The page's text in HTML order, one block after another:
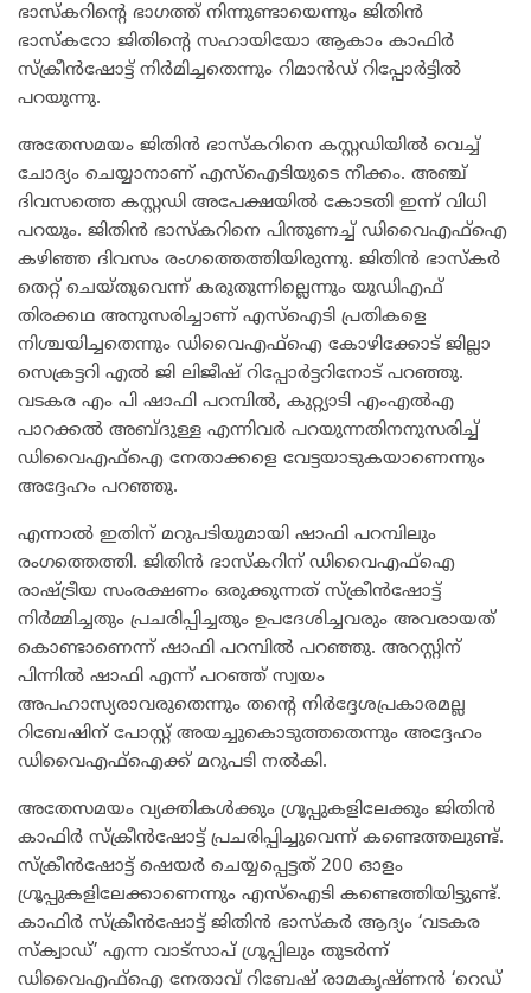
ഭാസ്‌കറിന്റെ ഭാഗത്ത് നിന്നുണ്ടായെന്നും ജിതിൻ
ഭാസ്‌കറോ ജിതിന്റെ സഹായിയോ ആകാം കാഫിർ
സ്‌ക്രീൻഷോട്ട് നിർമിച്ചതെന്നും റിമാൻഡ് റിപ്പോർട്ടിൽ
പറയുന്നു.
അതേസമയം ജിതിൻ ഭാസ്‌കറിനെ കസ്റ്റഡിയിൽ വെച്ച്
ചോദ്യം ചെയ്യാനാണ് എസ്‌ഐടിയുടെ നീക്കം. അഞ്ച്
ദിവസത്തെ കസ്റ്റഡി അപേക്ഷയിൽ കോടതി ഇന്ന് വിധി
പറയും. ജിതിൻ ഭാസ്‌കറിനെ പിന്തുണച്ച് ഡിവൈഎഫ്ഐ
കഴിഞ്ഞ ദിവസം രംഗത്തെത്തിയിരുന്നു. ജിതിൻ ഭാസ്‌കർ
തെറ്റ് ചെയ്തുവെന്ന് കരുതുന്നില്ലെന്നും യുഡിഎഫ്
തിരക്കഥ അനുസരിച്ചാണ് എസ്ഐടി പ്രതികളെ
നിശ്ചയിച്ചതെന്നും ഡിവൈഎഫ്ഐ കോഴിക്കോട് ജില്ലാ
സെക്രട്ടറി എൽ ജി ലിജീഷ് റിപ്പോർട്ടറിനോട് പറഞ്ഞു.
വടകര എം പി ഷാഫി പറമ്പിൽ, കുറ്റ്യാടി എംഎൽഎ
പാറക്കൽ അബ്ദുള്ള എന്നിവർ പറയുന്നതിനനുസരിച്ച്
ഡിവൈഎഫ്ഐ നേതാക്കളെ വേട്ടയാടുകയാണെന്നും
അദ്ദേഹം പറഞ്ഞു.
എന്നാൽ ഇതിന് മറുപടിയുമായി ഷാഫി പറമ്പിലും
രംഗത്തെത്തി. ജിതിൻ ഭാസ്‌കറിന് ഡിവൈഎഫ്ഐ
രാഷ്ട്രീയ സംരക്ഷണം ഒരുക്കുന്നത് സ്‌ക്രീൻഷോട്ട്
നിർമ്മിച്ചതും പ്രചരിപ്പിച്ചതും ഉപദേശിച്ചവരും അവരായത്
കൊണ്ടാണെന്ന് ഷാഫി പറമ്പിൽ പറഞ്ഞു. അറസ്റ്റിന്
പിന്നിൽ ഷാഫി എന്ന് പറഞ്ഞ് സ്വയം
അപഹാസ്യരാവരുതെന്നും തന്റെ നിർദ്ദേശപ്രകാരമല്ല
റിബേഷിന് പോസ്റ്റ് അയച്ചുകൊടുത്തതെന്നും അദ്ദേഹം
ഡിവൈഎഫ്ഐക്ക് മറുപടി നൽകി.
അതേസമയം വ്യക്തികൾക്കും ഗ്രൂപ്പുകളിലേക്കും ജിതിൻ
കാഫിർ സ്‌ക്രീൻഷോട്ട് പ്രചരിപ്പിച്ചുവെന്ന് കണ്ടെത്തലുണ്ട്.
സ്‌ക്രീൻഷോട്ട് ഷെയർ ചെയ്യപ്പെട്ടത് 200 ഓളം
ഗ്രൂപ്പുകളിലേക്കാണെന്നും എസ്ഐടി കണ്ടെത്തിയിട്ടുണ്ട്.
കാഫിർ സ്‌ക്രീൻഷോട്ട് ജിതിൻ ഭാസ്‌കർ ആദ്യം ‘വടകര
സ്‌ക്വാഡ്’ എന്ന വാട്സാപ് ഗ്രൂപ്പിലും തുടർന്ന്
ഡിവൈഎഫ്ഐ നേതാവ് റിബേഷ് രാമകൃഷ്ണൻ ‘റെഡ്